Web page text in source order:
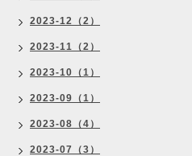
2023-12（2）
2023-11（2）
2023-10（1）
2023-09（1）
2023-08（4）
2023-07（3）